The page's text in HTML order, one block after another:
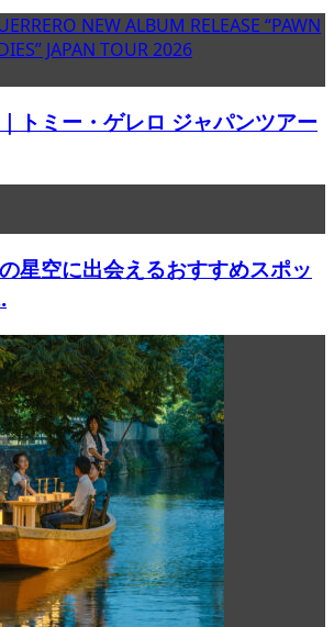
トミー・ゲレロ ジャパンツアー
星空に出会えるおすすめスポッ